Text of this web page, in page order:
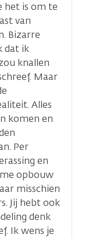
het is om te
van
Bizarre
dat ik
knallen
Maar
Alles
komen en
Per
en
opbouw
misschien
Jij hebt ook
denk
Ik wens je